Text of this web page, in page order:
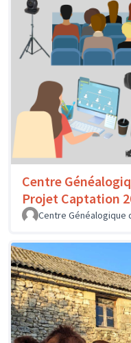
Centre
Projet Captation
Centre Généalogique